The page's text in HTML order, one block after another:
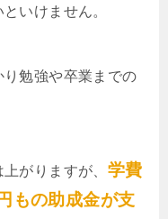
いけません。
勉強や卒業までの
がりますが、 学費
もの助成金が支